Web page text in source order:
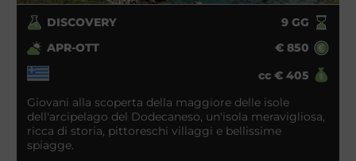
DISCOVERY 9GG
APR-OTT
€ 850
cc € 405
Giovani alla scoperta della maggiore delle isole
dell'arcipelago del Dodecaneso, un'isola meravigliosa,
ricca di storia, pittoreschi villaggi e bellissime
spiagge.